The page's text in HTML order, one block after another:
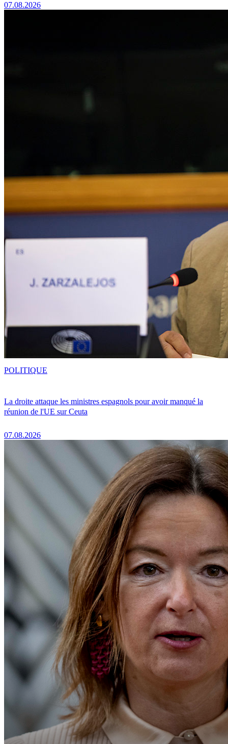
07.08.2026
La droite attaque les ministres espagnols pour avoir manqué la
réunion de l'UE sur Ceuta
07.08.2026
POLITIQUE